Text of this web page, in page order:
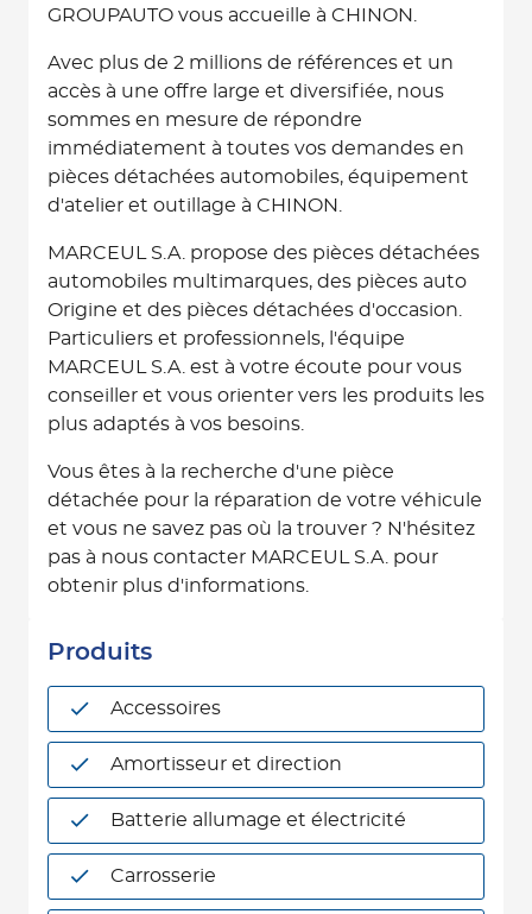
GROUPAUTO vous accueille à CHINON.
Avec plus de 2 millions de références et un
accès à une offre large et diversifiée, nous
sommes en mesure de répondre
immédiatement à toutes vos demandes en
pièces détachées automobiles, équipement
d'atelier et outillage à CHINON.
MARCEUL S.A. propose des pièces détachées
automobiles multimarques, des pièces auto
Origine et des pièces détachées d'occasion.
Particuliers et professionnels, l'équipe
MARCEUL S.A. est à votre écoute pour vous
conseiller et vous orienter vers les produits les
plus adaptés à vos besoins.
Vous êtes à la recherche d'une pièce
détachée pour la réparation de votre véhicule
et vous ne savez pas où la trouver ? N'hésitez
pas à nous contacter MARCEUL S.A. pour
obtenir plus d'informations.
Produits
Accessoires
Amortisseur et direction
Batterie allumage et électricité
Carrosserie